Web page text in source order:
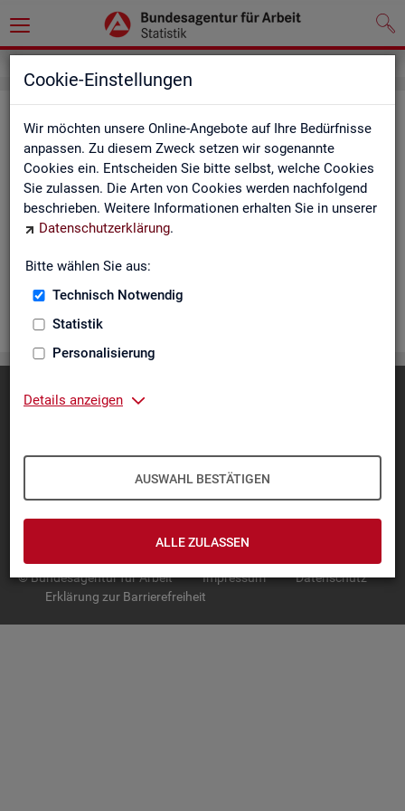
Cookie-Einstellungen
Wir möchten unsere Online-Angebote auf Ihre Bedürfnisse
anpassen. Zu diesem Zweck setzen wir sogenannte
Cookies ein. Entscheiden Sie bitte selbst, welche Cookies
Sie zulassen. Die Arten von Cookies werden nachfolgend
beschrieben. Weitere Informationen erhalten Sie in unserer
Datenschutzerklärung.
Bitte wählen Sie aus:
Technisch Notwendig
Statistik
Personalisierung
Details anzeigen
AUSWAHL BESTÄTIGEN
ALLE ZULASSEN
Rea­li­sier­te Kurz­ar­beit (hoch­ge­rech­
net) - Deutsch­land, Län­der, Re­gio­
nal­di­rek­tio­nen, Agen­tu­ren für Ar­beit
und Krei­se (Mo­nats­zah­len)
nen über Be­stand, Be­trie­be / Be­triebs­grö­ße, Kurz­ar­bei­ter­geld,
Kurz­ar­bei­ter­quo­te und wei­te­re Merk­ma­le.
IN­TER­AK­TI­VE STA­TIS­TI­KEN
GRUND­LA­GEN
© Bundesagentur für Arbeit Impressum
Datenschutz
Erklärung zur Barrierefreiheit